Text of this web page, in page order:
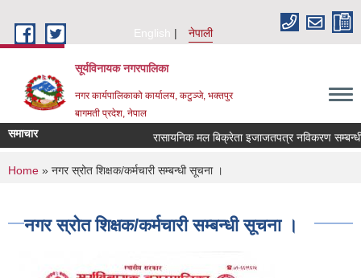
English
नेपाली
सूर्यविनायक नगरपालिका
नगर कार्यपालिकाको कार्यालय, कटुञ्जे, भक्तपुर
बागमती प्रदेश, नेपाल
समाचार रासायनिक मल बिक्रेता इजाजतपत्र नविकरण सम्बन्धी
You are here
Home » नगर स्रोत शिक्षक/कर्मचारी सम्बन्धी सूचना ।
नगर स्रोत शिक्षक/कर्मचारी सम्बन्धी सूचना ।